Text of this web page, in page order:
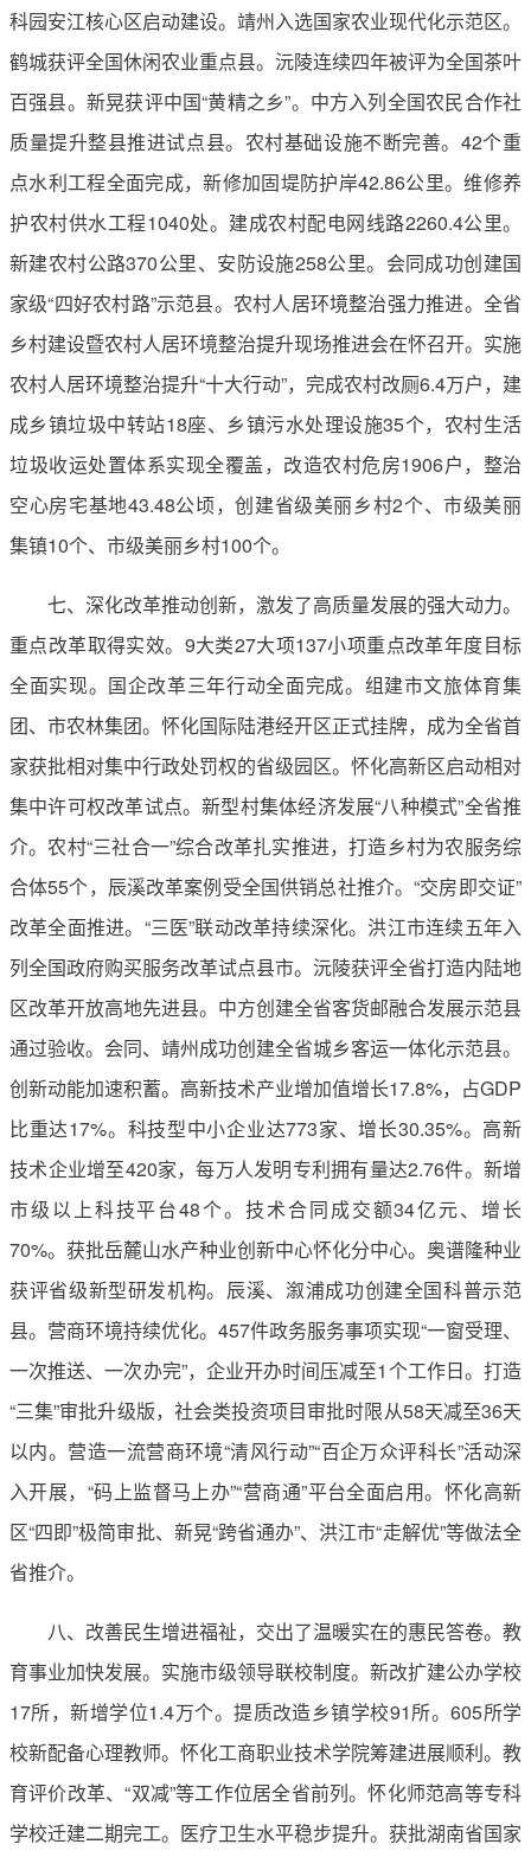
科园安江核心区启动建设。靖州入选国家农业现代化示范区。
鹤城获评全国休闲农业重点县。沅陵连续四年被评为全国茶叶
百强县。新晃获评中国“黄精之乡”。中方入列全国农民合作社
质量提升整县推进试点县。农村基础设施不断完善。42个重
点水利工程全面完成，新修加固堤防护岸42.86公里。维修养
护农村供水工程1040处。建成农村配电网线路2260.4公里。
新建农村公路370公里、安防设施258公里。会同成功创建国
家级“四好农村路”示范县。农村人居环境整治强力推进。全省
乡村建设暨农村人居环境整治提升现场推进会在怀召开。实施
农村人居环境整治提升“十大行动”，完成农村改厕6.4万户，建
成乡镇垃圾中转站18座、乡镇污水处理设施35个，农村生活
垃圾收运处置体系实现全覆盖，改造农村危房1906户，整治
空心房宅基地43.48公顷，创建省级美丽乡村2个、市级美丽
集镇10个、市级美丽乡村100个。
七、深化改革推动创新，激发了高质量发展的强大动力。
重点改革取得实效。9大类27大项137小项重点改革年度目标
全面实现。国企改革三年行动全面完成。组建市文旅体育集
团、市农林集团。怀化国际陆港经开区正式挂牌，成为全省首
家获批相对集中行政处罚权的省级园区。怀化高新区启动相对
集中许可权改革试点。新型村集体经济发展“八种模式”全省推
介。农村“三社合一”综合改革扎实推进，打造乡村为农服务综
合体55个，辰溪改革案例受全国供销总社推介。“交房即交证”
改革全面推进。“三医”联动改革持续深化。洪江市连续五年入
列全国政府购买服务改革试点县市。沅陵获评全省打造内陆地
区改革开放高地先进县。中方创建全省客货邮融合发展示范县
通过验收。会同、靖州成功创建全省城乡客运一体化示范县。
创新动能加速积蓄。高新技术产业增加值增长17.8%，占GDP
比重达17%。科技型中小企业达773家、增长30.35%。高新
技术企业增至420家，每万人发明专利拥有量达2.76件。新增
市级以上科技平台48个。技术合同成交额34亿元、增长
70%。获批岳麓山水产种业创新中心怀化分中心。奥谱隆种业
获评省级新型研发机构。辰溪、溆浦成功创建全国科普示范
县。营商环境持续优化。457件政务服务事项实现“一窗受理、
一次推送、一次办完”，企业开办时间压减至1个工作日。打造
“三集”审批升级版，社会类投资项目审批时限从58天减至36天
以内。营造一流营商环境“清风行动”“百企万众评科长”活动深
入开展，“码上监督马上办”“营商通”平台全面启用。怀化高新
区“四即”极简审批、新晃“跨省通办”、洪江市“走解优”等做法全
省推介。
八、改善民生增进福祉，交出了温暖实在的惠民答卷。教
育事业加快发展。实施市级领导联校制度。新改扩建公办学校
17所，新增学位1.4万个。提质改造乡镇学校91所。605所学
校新配备心理教师。怀化工商职业技术学院筹建进展顺利。教
育评价改革、“双减”等工作位居全省前列。怀化师范高等专科
学校迁建二期完工。医疗卫生水平稳步提升。获批湖南省国家